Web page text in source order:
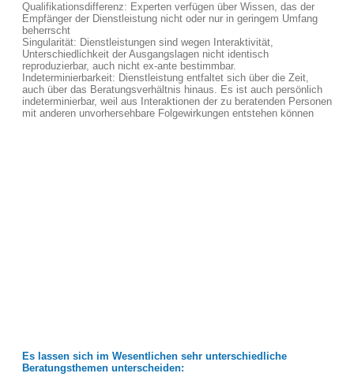
Qualifikationsdifferenz: Experten verfügen über Wissen, das der
Empfänger der Dienstleistung nicht oder nur in geringem Umfang
beherrscht
Singularität: Dienstleistungen sind wegen Interaktivität,
Unterschiedlichkeit der Ausgangslagen nicht identisch
reproduzierbar, auch nicht ex-ante bestimmbar.
Indeterminierbarkeit: Dienstleistung entfaltet sich über die Zeit,
auch über das Beratungsverhältnis hinaus. Es ist auch persönlich
indeterminierbar, weil aus Interaktionen der zu beratenden Personen
mit anderen unvorhersehbare Folgewirkungen entstehen können
Es lassen sich im Wesentlichen sehr unterschiedliche
Beratungsthemen unterscheiden: